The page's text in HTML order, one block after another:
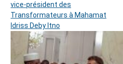
vice-président des
Transformateurs à Mahamat
Idriss Deby Itno